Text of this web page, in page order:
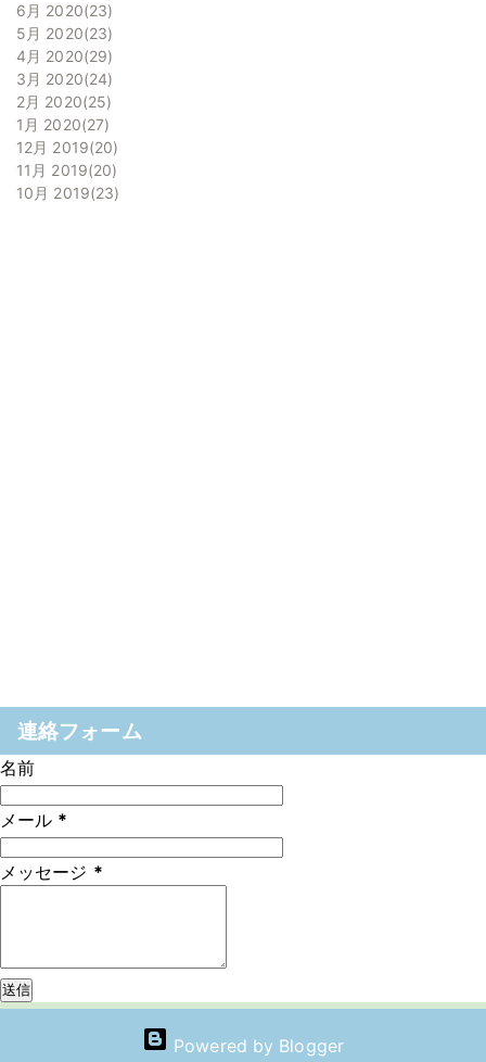
6月 2020 23
5月 2020 23
4月 2020 29
3月 2020 24
2月 2020 25
1月 2020 27
12月 2019 20
11月 2019 20
10月 2019 23
連絡フォーム
名前
メール *
メッセージ *
Powered by Blogger